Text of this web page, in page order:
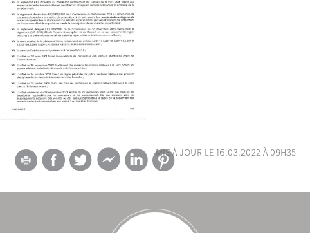
mis à jour le 16.03.2022 à 09h35